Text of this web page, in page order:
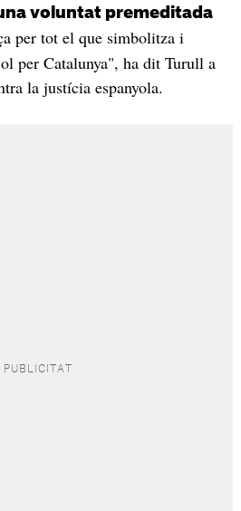
voluntat premeditada
per tot el que simbolitza i
per Catalunya", ha dit Turull a
la justícia espanyola.